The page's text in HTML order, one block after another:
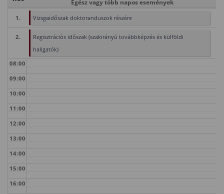
Egész vagy több napos események
1. Vizsgaidőszak doktoranduszok részére
2.
Regisztrációs időszak (szakirányú továbbképzés és külföldi
hallgatók)
08:00
09:00
10:00
11:00
12:00
13:00
14:00
15:00
16:00